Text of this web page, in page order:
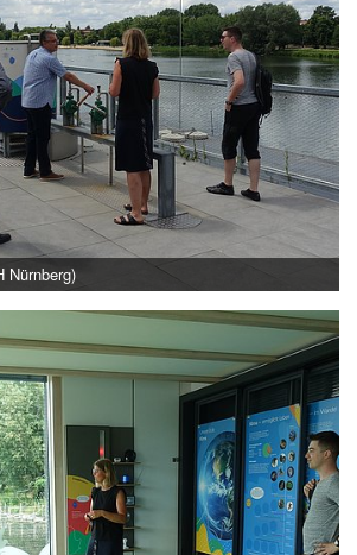
Nürnberg)